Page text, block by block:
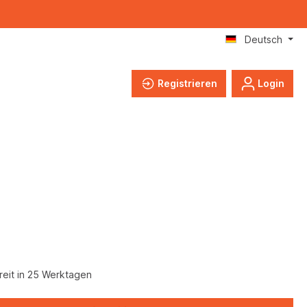
Deutsch
Registrieren Login
in 25 Werktagen